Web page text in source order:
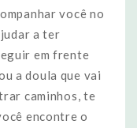
você no
a ter
em frente
a doula que vai
caminhos, te
encontre o